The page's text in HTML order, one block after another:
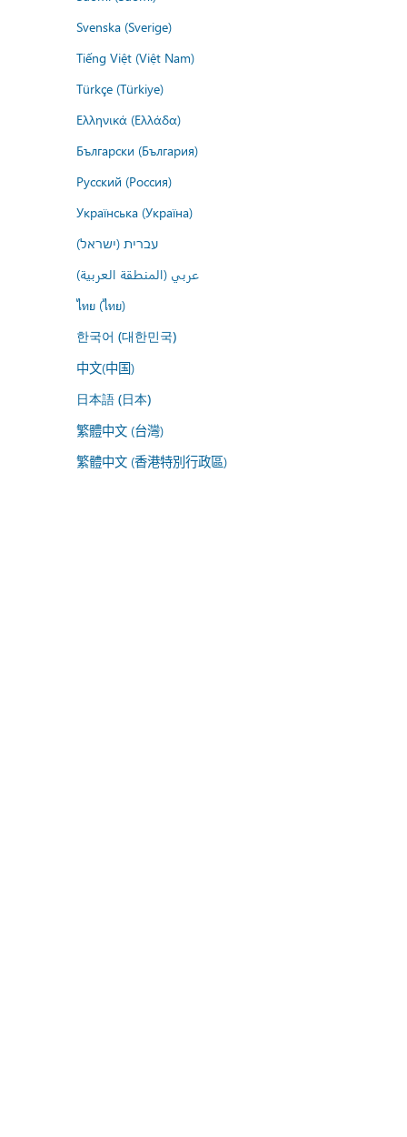
Svenska (Sverige)
Tiếng Việt (Việt Nam)
Türkçe (Türkiye)
Ελληνικά (Ελλάδα)
Български (България)
Русский (Россия)
Українська (Україна)
עברית (ישראל)
عربي (المنطقة العربية)
ไทย (ไทย)
한국어 (대한민국)
中文(中国)
日本語 (日本)
繁體中文 (台灣)
繁體中文 (香港特別行政區)